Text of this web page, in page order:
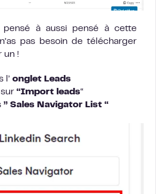
pensé à aussi pensé à cette
pas besoin de télécharger
un !
l’ onglet Leads
“Import leads“
” Sales Navigator List “